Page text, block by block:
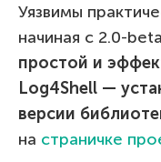
Уязвимы
начиная с 2.0-
простой и
Log4Shell —
версии
на страничке